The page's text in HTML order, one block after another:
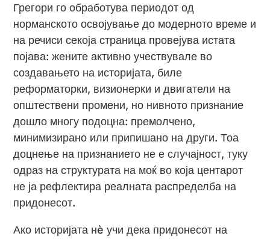
Грегори го обработува периодот од
норманското освојување до модерното време и
на речиси секоја страница провејува истата
појава: жените активно учествувале во
создавањето на историјата, биле
реформаторки, визионерки и двигатели на
општествени промени, но нивното признание
дошло многу подоцна: премолчено,
минимизирано или припишано на други. Тоа
доцнење на признанието не е случајност, туку
одраз на структурата на моќ во која центарот
не ја рефлектира реалната распределба на
придонесот.
Ако историјата нè учи дека придонесот на